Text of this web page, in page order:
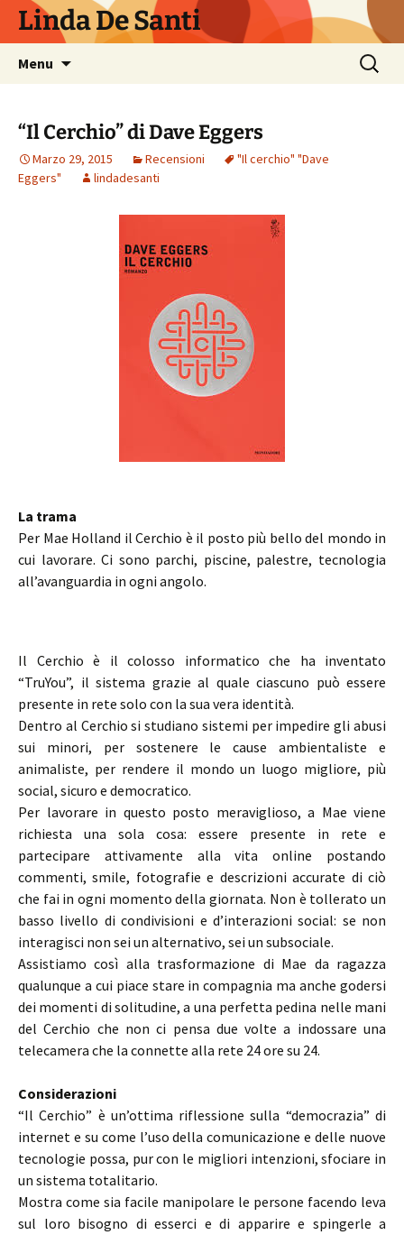
Linda De Santi
Menu
Ricerca
per:
“Il Cerchio” di Dave Eggers
Marzo 29, 2015 Recensioni
"Il cerchio" "Dave
Eggers"
lindadesanti
La trama
Per Mae Holland il Cerchio è il posto più bello del mondo in
cui lavorare. Ci sono parchi, piscine, palestre, tecnologia
all’avanguardia in ogni angolo.
Il Cerchio è il colosso informatico che ha inventato
“TruYou”, il sistema grazie al quale ciascuno può essere
presente in rete solo con la sua vera identità.
Dentro al Cerchio si studiano sistemi per impedire gli abusi
sui minori, per sostenere le cause ambientaliste e
animaliste, per rendere il mondo un luogo migliore, più
social, sicuro e democratico.
Per lavorare in questo posto meraviglioso, a Mae viene
richiesta una sola cosa: essere presente in rete e
partecipare attivamente alla vita online postando
commenti, smile, fotografie e descrizioni accurate di ciò
che fai in ogni momento della giornata. Non è tollerato un
basso livello di condivisioni e d’interazioni social: se non
interagisci non sei un alternativo, sei un subsociale.
Assistiamo così alla trasformazione di Mae da ragazza
qualunque a cui piace stare in compagnia ma anche godersi
dei momenti di solitudine, a una perfetta pedina nelle mani
del Cerchio che non ci pensa due volte a indossare una
telecamera che la connette alla rete 24 ore su 24.
Considerazioni
“Il Cerchio” è un’ottima riflessione sulla “democrazia” di
internet e su come l’uso della comunicazione e delle nuove
tecnologie possa, pur con le migliori intenzioni, sfociare in
un sistema totalitario.
Mostra come sia facile manipolare le persone facendo leva
sul loro bisogno di esserci e di apparire e spingerle a